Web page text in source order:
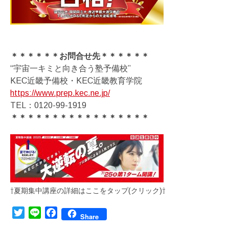
＊＊＊＊＊＊お問合せ先＊＊＊＊＊＊
“宇宙一キミと向き合う塾予備校”
KEC近畿予備校・KEC近畿教育学院
https://www.prep.kec.ne.jp/
TEL：0120-99-1919
＊＊＊＊＊＊＊＊＊＊＊＊＊＊＊＊＊
⇧夏期集中講座の詳細はここをタップ(クリック)⇧
TwitterLine FacebookShare